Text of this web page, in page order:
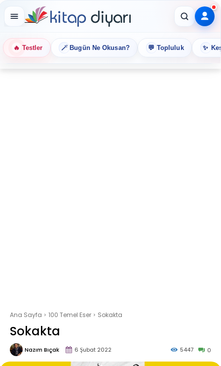
🔥 Testler 🪄 Bugün Ne Okusan? 💬 Topluluk ✨
Ana Sayfa 100 Temel Eser Sokakta
Sokakta
Nazım Bıçak 6 Şubat 2022 0
5447